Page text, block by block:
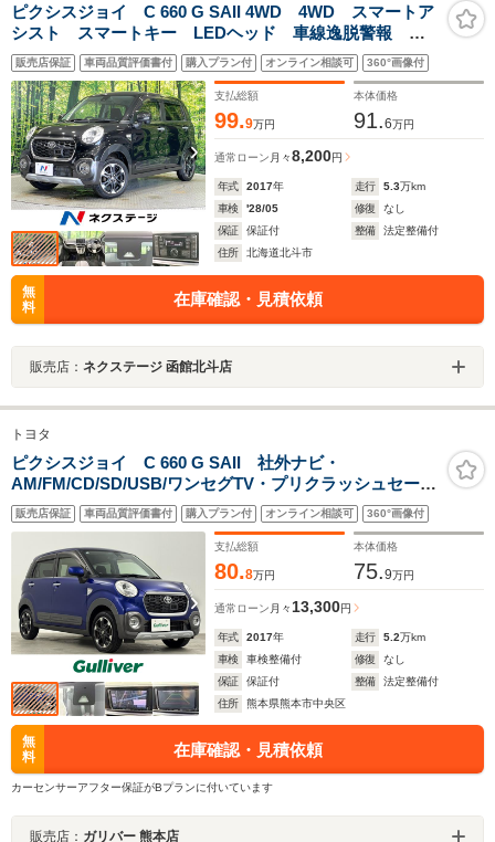
ピクシスジョイ C 660 G SAII 4WD 4WD スマートア
シスト スマートキー LEDヘッド 車線逸脱警報 純
正15インチアルミ オートライト オートエアコン
CD LEDフォグ アイドリングストップ 横滑り防止機
能 電動格納ドアミラー
販売店保証 車両品質評価書付 購入プラン付 オンライン相談可 360°画像付
支払総額
99.9万円
本体価格
91.6万円
通常ローン 月々8,200円
年式 2017年 走行 5.3万km
車検
'28/05 修復
なし
保証
保証付 整備
法定整備付
住所
北海道北斗市
無
料
在庫確認・見積依頼
販売店： ネクステージ 函館北斗店
トヨタ
ピクシスジョイ C 660 G SAII 社外ナビ・
AM/FM/CD/SD/USB/ワンセグTV・プリクラッシュセーフ
ティ・レーンキープアシスト・アイドリングストップ・
横滑り防止装置・後方コーナーセンサー・LEDヘッドラ
イト・オートライト・スマートキー
販売店保証 車両品質評価書付 購入プラン付 オンライン相談可 360°画像付
支払総額
80.8万円
本体価格
75.9万円
通常ローン 月々 13,300円
年式 2017年 走行 5.2万km
車検
車検整備付 修復
なし
保証
保証付 整備
法定整備付
住所
熊本県熊本市中央区
無
料
在庫確認・見積依頼
カーセンサーアフター保証がBプランに付いています
販売店： ガリバー 熊本店